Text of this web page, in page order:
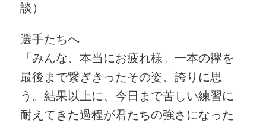
談）
選手たちへ
「みんな、本当にお疲れ様。一本の襷を
最後まで繋ぎきったその姿、誇りに思
う。結果以上に、今日まで苦しい練習に
耐えてきた過程が君たちの強さになった